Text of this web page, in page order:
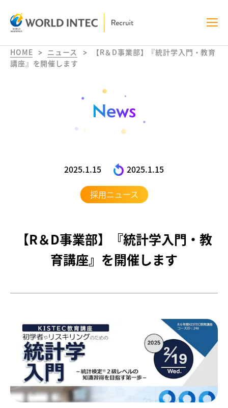
HOME ニュース
【R＆D事業部】『統計学入門・教育
講座』を開催します
News
2025.1.15 2025.1.15
採用ニュース
【R＆D事業部】『統計学入門・教
育講座』を開催します